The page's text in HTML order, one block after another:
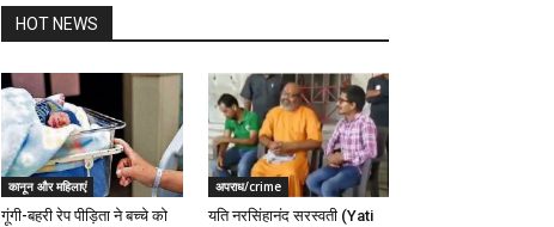
HOT NEWS
कानून और महिलाएं
गूंगी-बहरी रेप पीड़िता ने बच्चे को
अपराध/crime
यति नरसिंहानंद सरस्वती (Yati